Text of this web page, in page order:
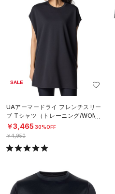
SALE
UAアーマードライ フレンチスリー
ブ Tシャツ（トレーニング/WOME
N）
￥3,465 30%OFF
￥4,950